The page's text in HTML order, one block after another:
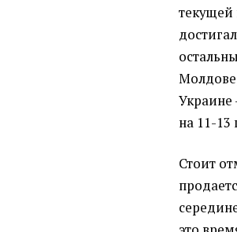
текущей
Украине
на 11-
Стоит